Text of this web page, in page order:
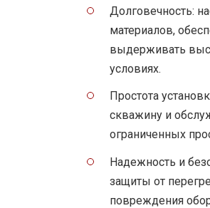
Долговечность:
материалов,
выдерживать
условиях.
Простота
скважину и
ограниченных
Надежность и
защиты от
повреждения